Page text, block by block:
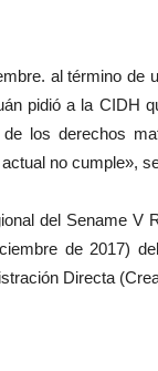
al término de
pidió a la CIDH
los derechos
no cumple»,
del Sename V
de 2017)
Directa